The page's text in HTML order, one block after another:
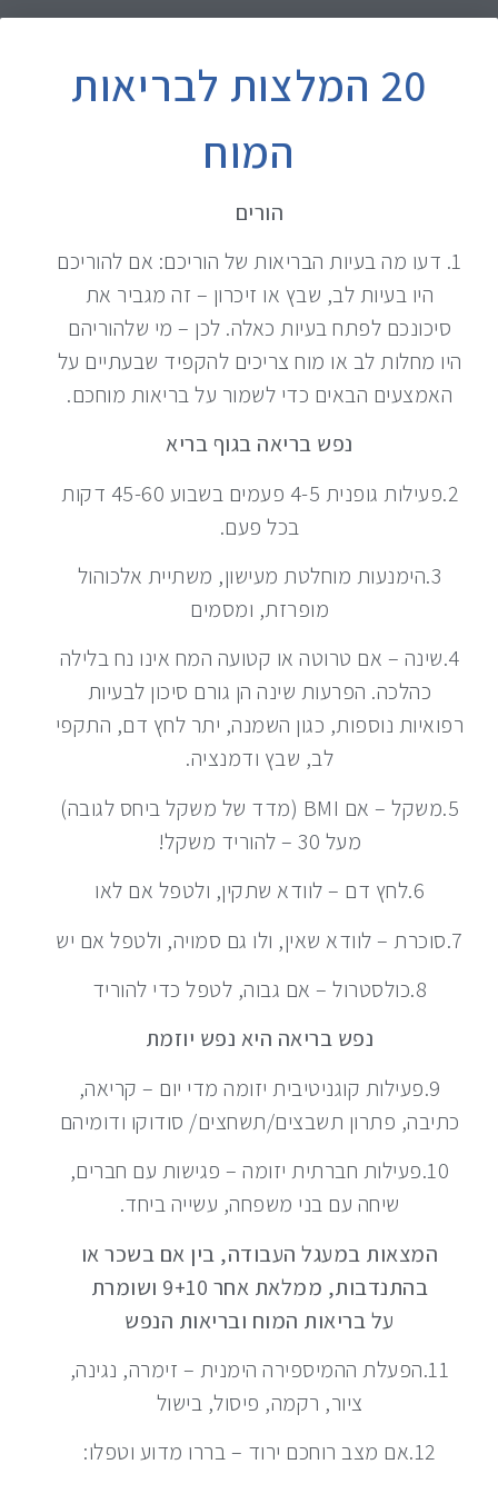
20 המלצות לבריאות
המוח
הורים
1. דעו מה בעיות הבריאות של הוריכם: אם להוריכם
היו בעיות לב, שבץ או זיכרון – זה מגביר את
סיכונכם לפתח בעיות כאלה. לכן – מי שלהוריהם
היו מחלות לב או מוח צריכים להקפיד שבעתיים על
האמצעים הבאים כדי לשמור על בריאות מוחכם.
נפש בריאה בגוף בריא
2.פעילות גופנית 4-5 פעמים בשבוע 45-60 דקות
בכל פעם.
3.הימנעות מוחלטת מעישון, משתיית אלכוהול
מופרזת, ומסמים
4.שינה – אם טרוטה או קטועה המח אינו נח בלילה
כהלכה. הפרעות שינה הן גורם סיכון לבעיות
רפואיות נוספות, כגון השמנה, יתר לחץ דם, התקפי
לב, שבץ ודמנציה.
5.משקל – אם BMI (מדד של משקל ביחס לגובה)
מעל 30 – להוריד משקל!
6.לחץ דם – לוודא שתקין, ולטפל אם לאו
7.סוכרת – לוודא שאין, ולו גם סמויה, ולטפל אם יש
8.כולסטרול – אם גבוה, לטפל כדי להוריד
נפש בריאה היא נפש יוזמת
9.פעילות קוגניטיבית יזומה מדי יום – קריאה,
כתיבה, פתרון תשבצים/תשחצים/ סודוקו ודומיהם
10.פעילות חברתית יזומה – פגישות עם חברים,
שיחה עם בני משפחה, עשייה ביחד.
המצאות במעגל העבודה, בין אם בשכר או
בהתנדבות, ממלאת אחר 9+10 ושומרת
על בריאות המוח ובריאות הנפש
11.הפעלת ההמיספירה הימנית – זימרה, נגינה,
ציור, רקמה, פיסול, בישול
12.אם מצב רוחכם ירוד – בררו מדוע וטפלו: